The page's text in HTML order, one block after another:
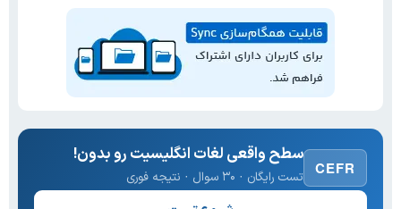
CEFR
سطح واقعی لغات انگلیسیت رو بدون!
تست رایگان · ۳۰ سوال · نتیجه فوری